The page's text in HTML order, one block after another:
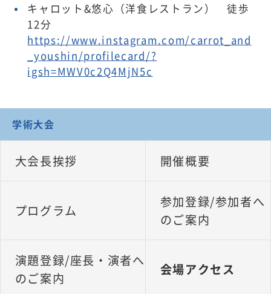
キャロット&悠心（洋食レストラン） 徒歩
12分
https://www.instagram.com/carrot_and
_youshin/profilecard/?
igsh=MWV0c2Q4MjN5c
学術大会
大会長挨拶 開催概要
プログラム
参加登録/参加者へ
のご案内
演題登録/座長・演者へ
のご案内
会場アクセス